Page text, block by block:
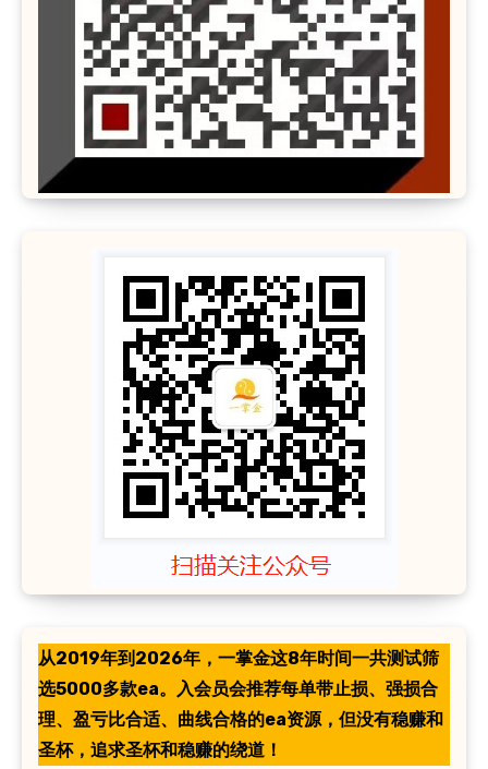
从2019年到2026年，一掌金这8年时间一共测试筛
选5000多款ea。入会员会推荐每单带止损、强损合
理、盈亏比合适、曲线合格的ea资源，但没有稳赚和
圣杯，追求圣杯和稳赚的绕道！